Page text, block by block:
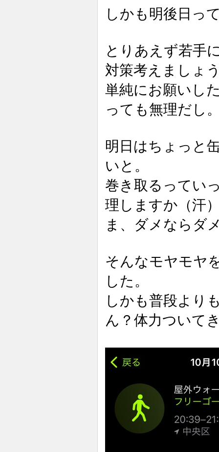
しかも明後日っ
とりあえず若手
対策考えましょ
単純にお願いし
っても無理だし
明日はちょっと
いと。
巻き取るってい
理しますか（汗
ま、ダメならダ
そんなモヤモヤ
した。
しかも普段より
ん？体力ついて